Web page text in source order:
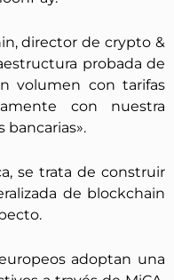
director de crypto &
probada de
volumen con tarifas
con nuestra
bancarias».
se trata de construir
de blockchain
adoptan una